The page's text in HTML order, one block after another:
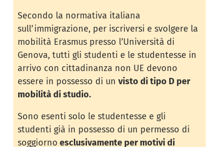
Secondo la normativa italiana
sull’immigrazione, per iscriversi e svolgere la
mobilità Erasmus presso l’Università di
Genova, tutti gli studenti e le studentesse in
arrivo con cittadinanza non UE devono
essere in possesso di un visto di tipo D per
mobilità di studio.
Sono esenti solo le studentesse e gli
studenti già in possesso di un permesso di
soggiorno esclusivamente per motivi di